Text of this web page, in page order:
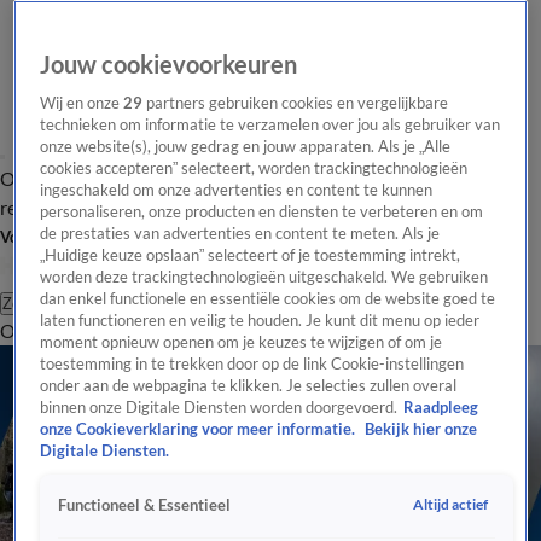
Overzicht Laatste nieuws Regionieuws Het beste van Hart
Tip de
redactie
Volg Hart van Nederland
Zoeken
OverzichtRegioUitzendingenWeerTip de redactiePanelVideo's
Jouw cookievoorkeuren
Wij en onze29 partners gebruiken cookies en vergelijkbare
technieken om informatie te verzamelen over jou als gebruiker van
onze website(s), jouw gedrag en jouw apparaten. Als je „Alle
cookies accepteren” selecteert, worden trackingtechnologieën
ingeschakeld om onze advertenties en content te kunnen
personaliseren, onze producten en diensten te verbeteren en om
de prestaties van advertenties en content te meten. Als je
„Huidige keuze opslaan” selecteert of je toestemming intrekt,
worden deze trackingtechnologieën uitgeschakeld. We gebruiken
dan enkel functionele en essentiële cookies om de website goed te
laten functioneren en veilig te houden. Je kunt dit menu op ieder
moment opnieuw openen om je keuzes te wijzigen of om je
toestemming in te trekken door op de link Cookie-instellingen
onder aan de webpagina te klikken. Je selecties zullen overal
binnen onze Digitale Diensten worden doorgevoerd. Raadpleeg
onze Cookieverklaring voor meer informatie.
Bekijk hier onze
Digitale Diensten.
Functioneel & Essentieel Altijd actief